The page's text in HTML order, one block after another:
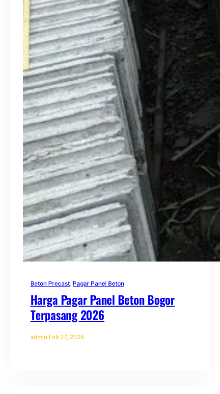
Beton Precast, Pagar Panel Beton
Harga Pagar Panel Beton Bogor
Terpasang 2026
admin·Feb 27, 2026